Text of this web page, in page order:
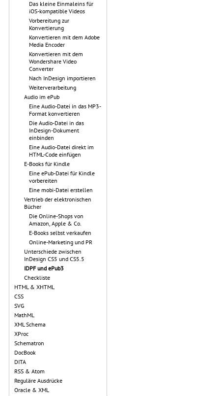
Das kleine Einmaleins für
iOS-kompatible Videos
Vorbereitung zur
Konvertierung
Konvertieren mit dem Adobe
Media Encoder
Konvertieren mit dem
Wondershare Video
Converter
Nach InDesign importieren
Weiterverarbeitung
Audio im ePub
Eine Audio-Datei in das MP3-
Format konvertieren
Die Audio-Datei in das
InDesign-Dokument
einbinden
Eine Audio-Datei direkt im
HTML-Code einfügen
E-Books für Kindle
Eine ePub-Datei für Kindle
vorbereiten
Eine mobi-Datei erstellen
Vertrieb der elektronischen
Bücher
Die Online-Shops von
Amazon, Apple & Co.
E-Books selbst verkaufen
Online-Marketing und PR
Unterschiede zwischen
InDesign CS5 und CS5.5
IDPF und ePub3
Checkliste
HTML & XHTML
CSS
SVG
MathML
XML Schema
XProc
Schematron
DocBook
DITA
RSS & Atom
Reguläre Ausdrücke
Oracle & XML